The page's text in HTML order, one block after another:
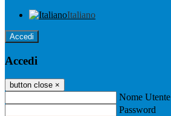
Italiano
Accedi
Accedi
button close ×
Nome Utente
Password